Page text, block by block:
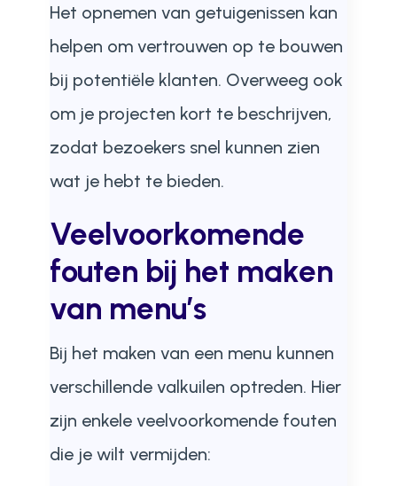
Het opnemen van getuigenissen kan
helpen om vertrouwen op te bouwen
bij potentiële klanten. Overweeg ook
om je projecten kort te beschrijven,
zodat bezoekers snel kunnen zien
wat je hebt te bieden.
Veelvoorkomende
fouten bij het maken
van menu’s
Bij het maken van een menu kunnen
verschillende valkuilen optreden. Hier
zijn enkele veelvoorkomende fouten
die je wilt vermijden: